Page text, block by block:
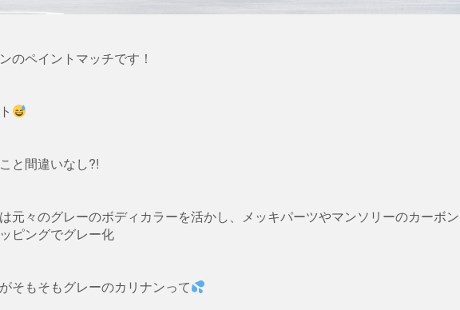
のペイントマッチです！
と間違いなし?!
元々のグレーのボディカラーを活かし、メッキパーツやマンソリーのカーボン
ピングでグレー化
そもそもグレーのカリナンって